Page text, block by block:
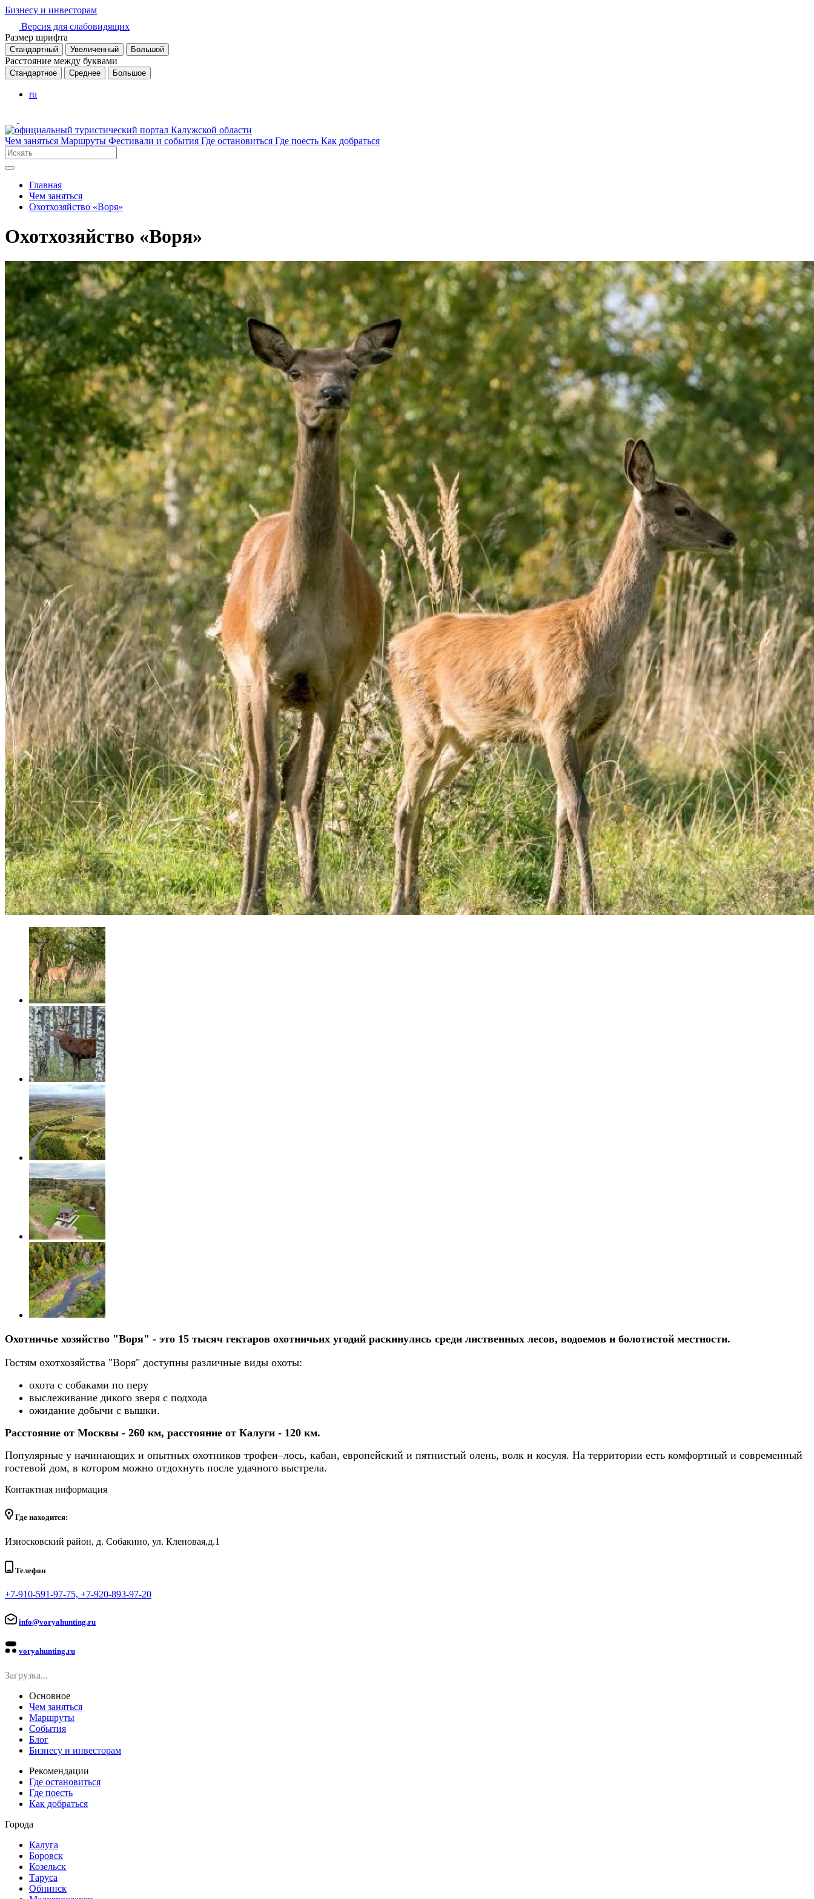
Бизнесу и инвесторам
Версия для слабовидящих
Размер шрифта
Стандартный Увеличенный Большой
Расстояние между буквами
Стандартное Среднее Большое
ru
Чем заняться Маршруты Фестивали и события Где остановиться Где поесть Как добраться
Главная
Чем заняться
Охотхозяйство «Воря»
Охотхозяйство «Воря»
Охотничье хозяйство "Воря" - это 15 тысяч гектаров охотничьих угодий раскинулись среди лиственных лесов, водоемов и болотистой местности.
Гостям охотхозяйства "Воря" доступны различные виды охоты:
охота с собаками по перу
выслеживание дикого зверя с подхода
ожидание добычи с вышки.
Расстояние от Москвы - 260 км, расстояние от Калуги - 120 км.
Популярные у начинающих и опытных охотников трофеи–лось, кабан, европейский и пятнистый олень, волк и косуля. На территории есть комфортный и современный
гостевой дом, в котором можно отдохнуть после удачного выстрела.
Контактная информация
Где находится:
Износковский район, д. Собакино, ул. Кленовая,д.1
Телефон
+7-910-591-97-75, +7-920-893-97-20
info@voryahunting.ru
voryahunting.ru
Загрузка...
Основное
Чем заняться
Маршруты
События
Блог
Бизнесу и инвесторам
Рекомендации
Где остановиться
Где поесть
Как добраться
Города
Калуга
Боровск
Козельск
Таруса
Обнинск